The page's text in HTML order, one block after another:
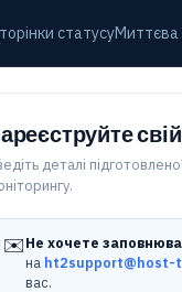
статусуМиттєва
деталі
✉️Не хочете
на ht2support@host-
вас.